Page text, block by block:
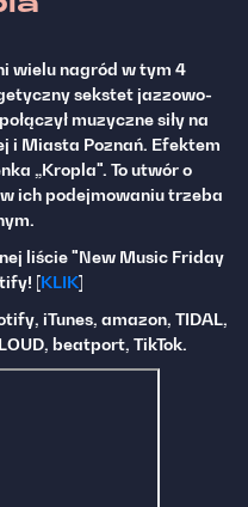
wielu nagród w tym 4
sekstet jazzowo-
muzyczne siły na
i Miasta Poznań. Efektem
„Kropla". To utwór o
ich podejmowaniu trzeba
liście "New Music Friday
[KLIK]
iTunes, amazon, TIDAL,
beatport, TikTok.